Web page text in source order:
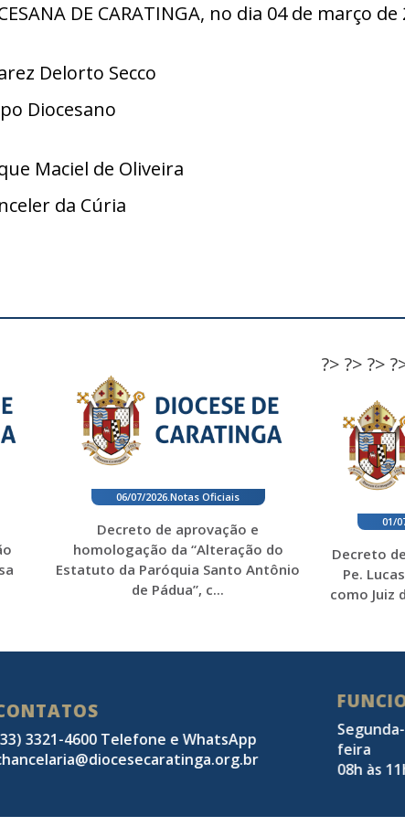
DE CARATINGA, no dia 04 de março de
Delorto Secco
Diocesano
Maciel de Oliveira
da Cúria
?> ?> ?>
06/07/2026.Notas Oficiais
Decreto de aprovação e
homologação da “Alteração do
Estatuto da Paróquia Santo Antônio
de Pádua”, c...
01/
Decreto
Pe.
como Juiz
3321-4600 Telefone e WhatsApp
feira
08h às